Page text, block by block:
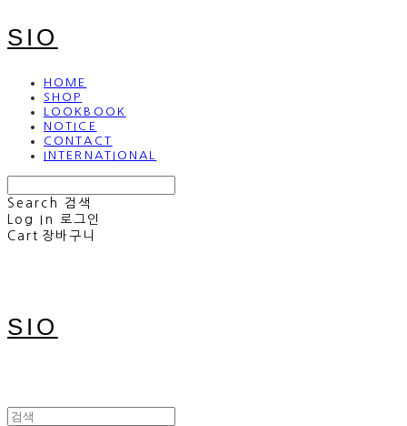
SIO
HOME
SHOP
LOOKBOOK
NOTICE
CONTACT
INTERNATIONAL
Search
검색
Log In
로그인
Cart 장바구니
SIO